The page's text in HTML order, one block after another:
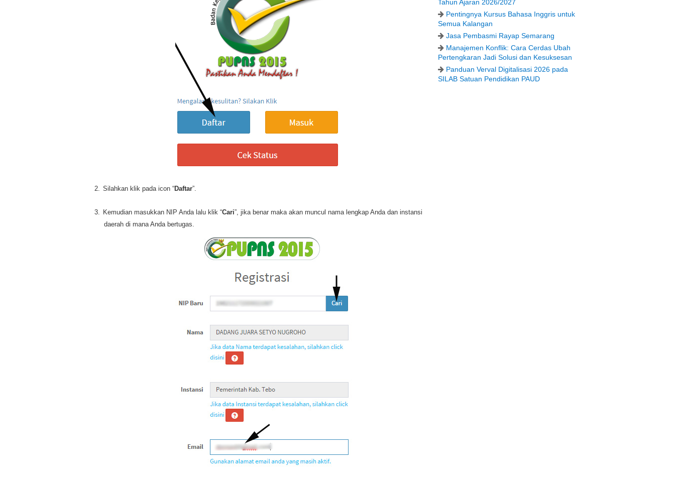
2. Silahkan klik pada icon “Daftar”.
3. Kemudian masukkan NIP Anda lalu klik “Cari”, jika benar maka akan muncul nama lengkap Anda dan instansi
daerah di mana Anda bertugas.
Tahun Ajaran 2026/2027
Pentingnya Kursus Bahasa Inggris untuk
Semua Kalangan
Jasa Pembasmi Rayap Semarang
Manajemen Konflik: Cara Cerdas Ubah
Pertengkaran Jadi Solusi dan Kesuksesan
Panduan Verval Digitalisasi 2026 pada
SILAB Satuan Pendidikan PAUD